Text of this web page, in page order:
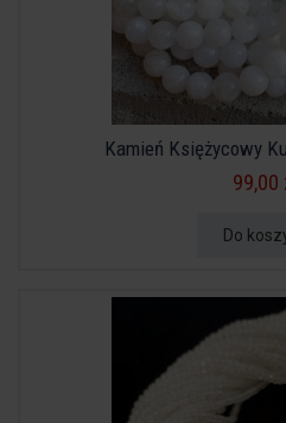
Kamień Księżycowy
99,00
Do